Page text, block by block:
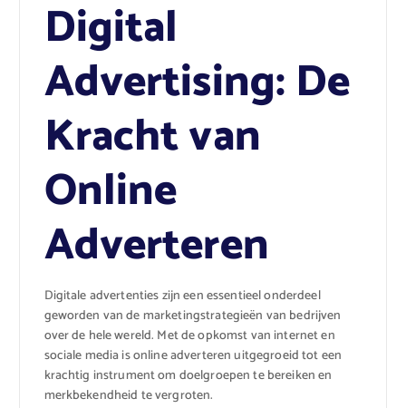
Digital
Advertising: De
Kracht van
Online
Adverteren
Digitale advertenties zijn een essentieel onderdeel
geworden van de marketingstrategieën van bedrijven
over de hele wereld. Met de opkomst van internet en
sociale media is online adverteren uitgegroeid tot een
krachtig instrument om doelgroepen te bereiken en
merkbekendheid te vergroten.